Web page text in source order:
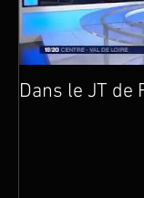
Dans le JT de